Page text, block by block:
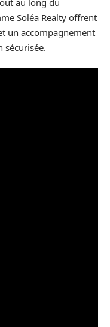
Soléa Realty offrent
un accompagnement
sécurisée.